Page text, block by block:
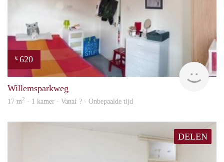
€ 620
Willemsparkweg
17 m2 · 1 kamer · Vanaf ? - Onbepaalde tijd
DELEN